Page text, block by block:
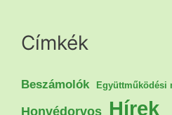
Címkék
Beszámolók Együttműködési
Honvédorvos Hírek